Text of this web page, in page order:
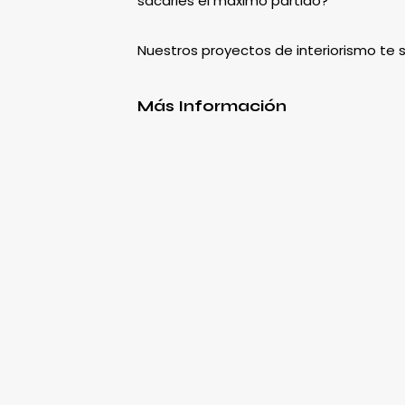
Nuestros proyectos de interiorismo te
Más Información